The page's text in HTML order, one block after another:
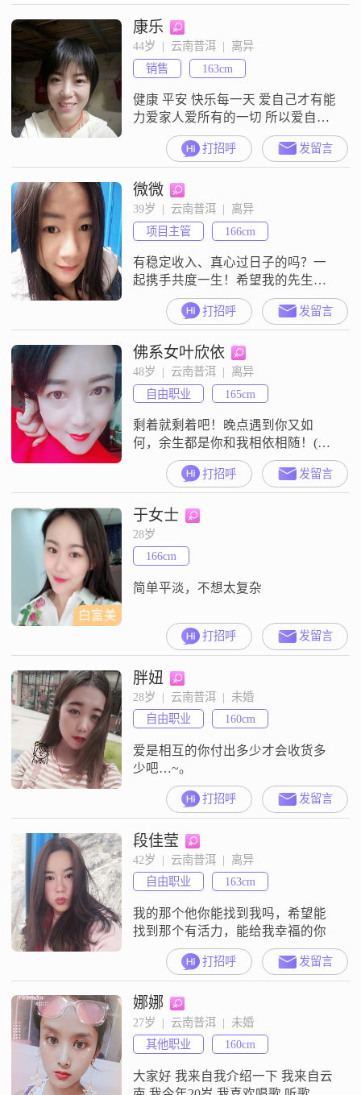
感情要认真，付出，毕竟想要再
婚，就要老了能够彼此依靠希望这
辈子有你就够了，心装满了你，这
世界很大，请不要忽悠我##3002##
康乐
44岁  |  云南普洱  |  离异
销售
163cm
健康 平安 快乐每一天 爱自己才有能
力爱家人爱所有的一切 所以爱自己
是最好的选择 选择大于努力 家和万
事兴任何人 任何事 对别人好 就是对
自己好 自己才是最大的敌人 战胜自
己就可以战胜一切 思维改变行为 行
为改变结果 毕竟自己选择的人生 只
有自己承担结果 多行不义 必自毙男
人是条狼 选对了 保护你 选错了 折
磨你！
打招呼 发留言
微微
39岁  |  云南普洱  |  离异
项目主管
166cm
有稳定收入、真心过日子的吗？一
起携手共度一生！希望我的先生快
点出现吧！
打招呼 发留言
佛系女叶欣依
48岁  |  云南普洱  |  离异
自由职业
165cm
剩着就剩着吧！晚点遇到你又如
何，余生都是你和我相依相随！(属
鼠，属牛，男士勿扰！谢谢！祝愿
单身的你我早日脱单！)本女拒绝异
地恋，谢谢大家祝你们一切安好，
顺利！若你同城的可以留言！
打招呼 发留言
白富美
于女士
28岁
166cm
简单平淡，不想太复杂
打招呼 发留言
胖妞
28岁  |  云南普洱  |  未婚
自由职业
160cm
爱是相互的你付出多少才会收货多
少吧…~。
打招呼 发留言
段佳莹
42岁  |  云南普洱  |  离异
自由职业
163cm
我的那个他你能找到我吗，希望能
找到那个有活力，能给我幸福的你
打招呼 发留言
娜娜
27岁  |  云南普洱  |  未婚
其他职业
160cm
大家好 我来自我介绍一下 我来自云